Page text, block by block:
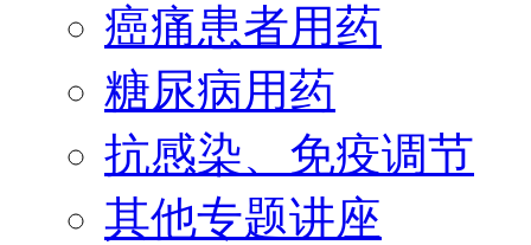
癌痛患者用药
糖尿病用药
抗感染、免疫调节
其他专题讲座